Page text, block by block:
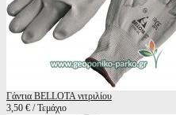
Γάντια BELLOTA νιτριλίου
3,50 € / Τεμάχιο